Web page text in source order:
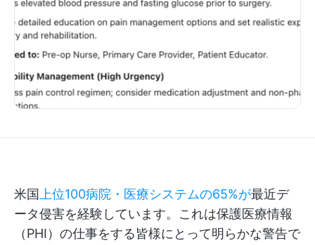
米国 上位100病院・医療システムの65%が最近デ
ータ侵害を経験しています。これは保護医療情報
（PHI）の仕事をする皆様にとって明らかな警告で